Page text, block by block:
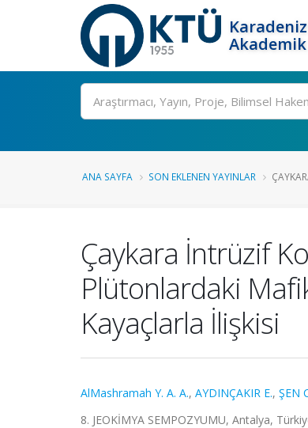
Ara
ANA SAYFA SON EKLENEN YAYINLAR
Çaykara İntrüzif
Plütonlardaki
Kayaçlarla İlişkisi
AlMashramah Y. A. A., AYDINÇAKIR E., ŞEN
8. JEOKİMYA SEMPOZYUMU, Antalya,